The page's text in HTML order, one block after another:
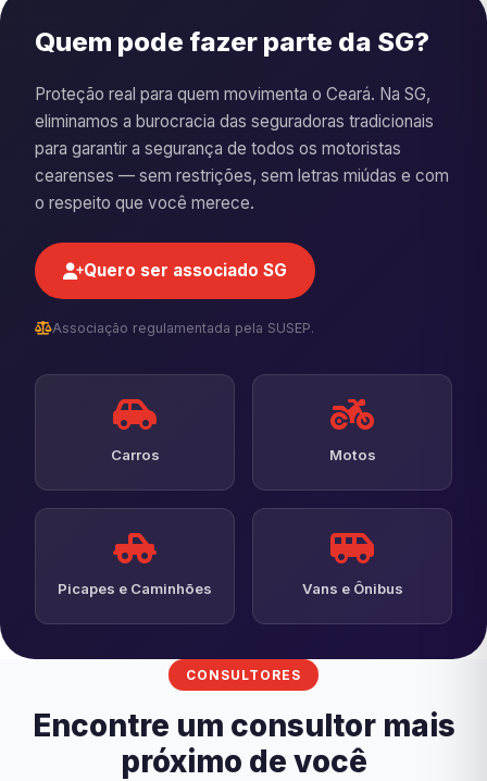
Quem pode fazer parte da SG?
Proteção real para quem movimenta o Ceará. Na SG,
eliminamos a burocracia das seguradoras tradicionais
para garantir a segurança de todos os motoristas
cearenses — sem restrições, sem letras miúdas e com
o respeito que você merece.
Quero ser associado SG
Associação regulamentada pela SUSEP.
Carros Motos
Picapes e Caminhões Vans e Ônibus
CONSULTORES
Encontre um consultor mais
próximo de você